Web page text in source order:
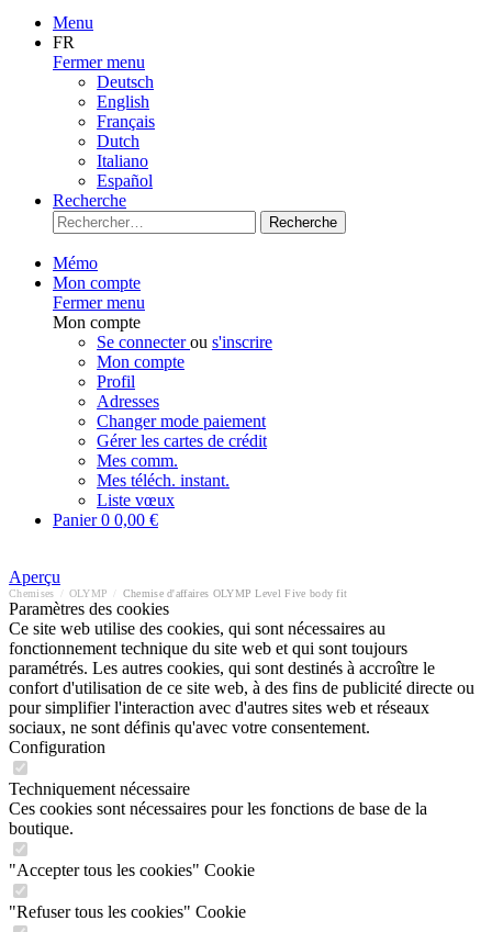
Menu
FR
Fermer menu
Deutsch
English
Français
Dutch
Italiano
Español
Recherche
Recherche
Mémo
Mon compte
Fermer menu
Mon compte
Se connecterou s'inscrire
Mon compte
Profil
Adresses
Changer mode paiement
Gérer les cartes de crédit
Mes comm.
Mes téléch. instant.
Liste vœux
Panier0 0,00 €
Aperçu
Chemises OLYMP Chemise d'affaires OLYMP Level Five body fit
Paramètres des cookies
Ce site web utilise des cookies, qui sont nécessaires au
fonctionnement technique du site web et qui sont toujours
paramétrés. Les autres cookies, qui sont destinés à accroître le
confort d'utilisation de ce site web, à des fins de publicité directe ou
pour simplifier l'interaction avec d'autres sites web et réseaux
sociaux, ne sont définis qu'avec votre consentement.
Configuration
Techniquement nécessaire
Ces cookies sont nécessaires pour les fonctions de base de la
boutique.
"Accepter tous les cookies" Cookie
"Refuser tous les cookies" Cookie